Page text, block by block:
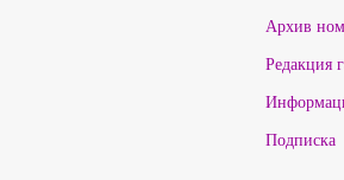
Архив
Редакция
Подписка